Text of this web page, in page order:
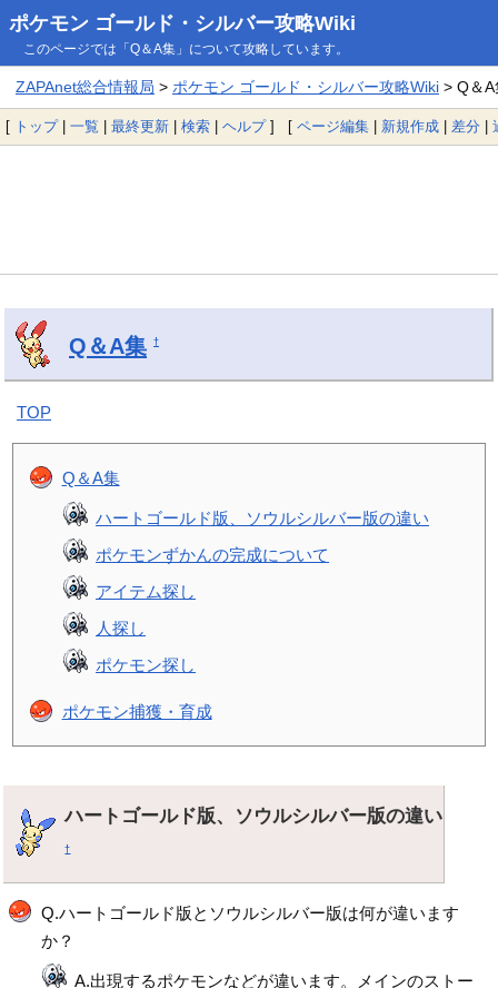
ポケモン ゴールド・シルバー攻略Wiki
このページでは「Q＆A集」について攻略しています。
ZAPAnet総合情報局 > ポケモン ゴールド・シルバー攻略Wiki> Q＆A
[ トップ| 一覧 | 最終更新 | 検索 | ヘルプ] [ ページ編集 | 新規作成 | 差分 |
Q＆A集 †
TOP
Q＆A集
ハートゴールド版、ソウルシルバー版の違い
ポケモンずかんの完成について
アイテム探し
人探し
ポケモン探し
ポケモン捕獲・育成
ハートゴールド版、ソウルシルバー版の違い
†
Q.ハートゴールド版とソウルシルバー版は何が違います
か？
A.出現するポケモンなどが違います。メインのストー